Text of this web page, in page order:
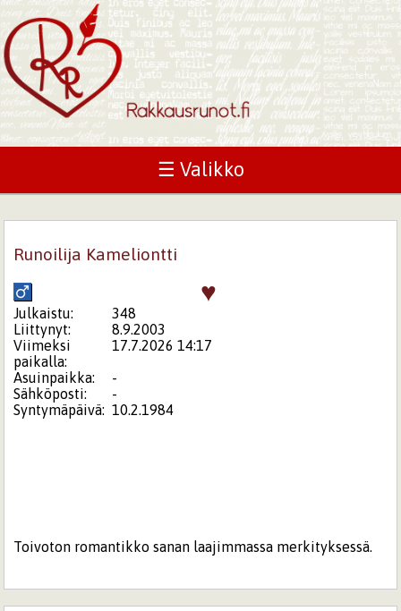
☰ Valikko
Runoilija Kameliontti
♥
Julkaistu:
348
Liittynyt:
8.9.2003
Viimeksi
paikalla:
17.7.2026 14:17
Asuinpaikka:
-
Sähköposti:
-
Syntymäpäivä: 10.2.1984
Toivoton romantikko sanan laajimmassa merkityksessä.